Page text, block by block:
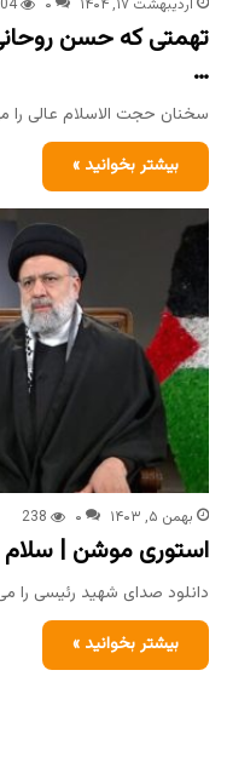
اردیبهشت ۱۷, ۱۴۰۴ ۰
تهمتی که حسن
…
سخنان حجت الاسلام عالی را
بیشتر بخوانید »
بهمن ۵, ۱۴۰۳ ۰ 238
استوری موشن | سلام
دانلود صدای شهید رئیسی را
بیشتر بخوانید »